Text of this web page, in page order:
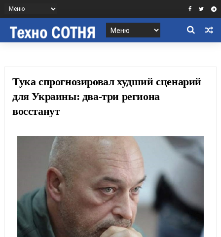
Тука спрогнозировал худший сценарий
для Украины: два-три региона
восстанут